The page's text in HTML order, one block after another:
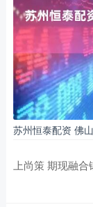
苏州恒泰配资 佛
上尚策 期现融合